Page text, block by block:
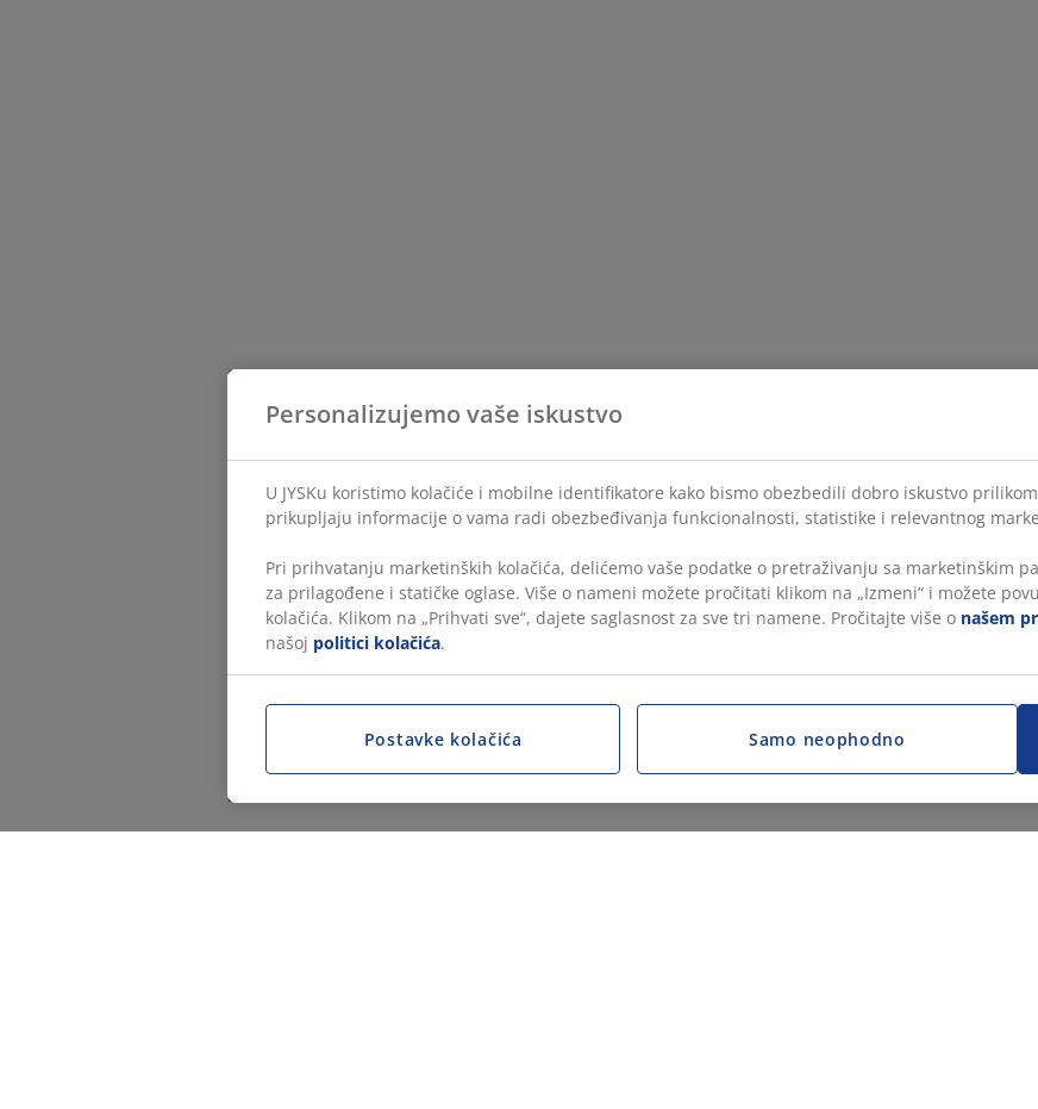
Personalizujemo vaše iskustvo
U JYSKu koristimo kolačiće i mobilne identifikatore kako bismo obezbedili dobro iskustvo
prikupljaju informacije o vama radi obezbeđivanja funkcionalnosti, statistike i relevantnog
Pri prihvatanju marketinških kolačića, delićemo vaše podatke o pretraživanju sa marketinškim
za prilagođene i statičke oglase. Više o nameni možete pročitati klikom na „Izmeni“ i možete
kolačića. Klikom na „Prihvati sve“, dajete saglasnost za sve tri namene. Pročitajte više o našem
našoj politici kolačića.
Postavke kolačića Samo neophodno